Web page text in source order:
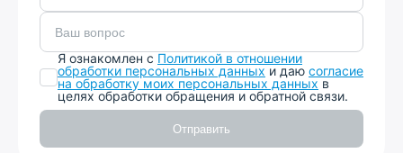
Я ознакомлен с Политикой в отношении
обработки персональных данных и даю согласие
на обработку моих персональных данных в
целях обработки обращения и обратной связи.
Отправить